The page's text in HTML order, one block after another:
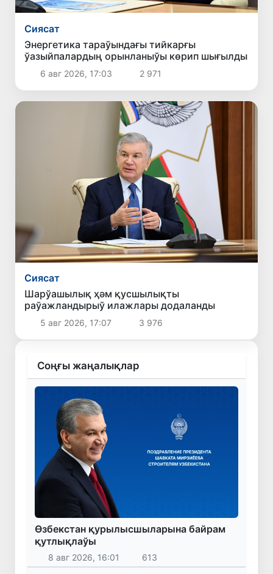
Сиясат
Энергетика тараўындағы тийкарғы
ўазыйпалардың орынланыўы көрип шығылды
6 авг 2026, 17:03 2 971
Сиясат
Шарўашылық ҳәм қусшылықты
раўажландырыў илажлары додаланды
5 авг 2026, 17:07 3 976
Соңғы жаңалықлар
Өзбекстан қурылысшыларына байрам
қутлықлаўы
8 авг 2026, 16:01 613